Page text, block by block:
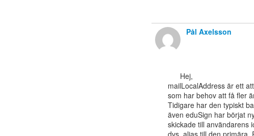
Pål Axelsson
mailLocalAddress är ett
som har behov att få fler
Tidigare har den typiskt
även eduSign har börjat
skickade till användarens